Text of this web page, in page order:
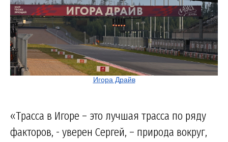
Игора Драйв
«Трасса в Игоре – это лучшая трасса по ряду
факторов, - уверен Сергей, – природа вокруг,